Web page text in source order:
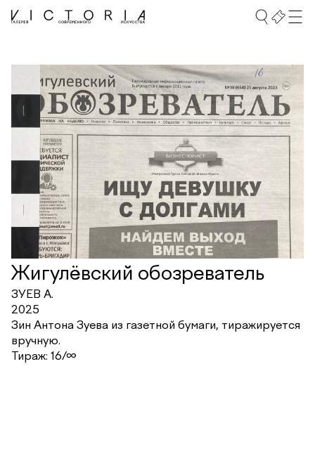
Жигулёвский обозреватель
ЗУЕВ А.
2025
Зин Антона Зуева из газетной бумаги, тиражируется
вручную.
Тираж: 16/∞